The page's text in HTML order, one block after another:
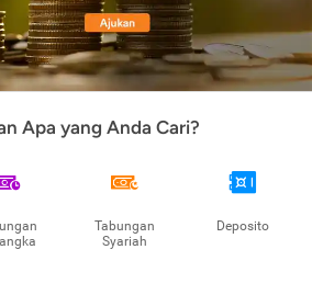
Apa yang Anda Cari?
Tabungan
Syariah
Deposito